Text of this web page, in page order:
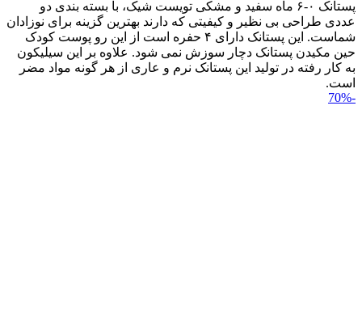
پستانک ۰-۶ ماه سفید و مشکی تویست شیک، با بسته بندی دو
عددی طراحی بی نظیر و کیفیتی که دارند بهترین گزینه برای نوزادان
شماست. این پستانک دارای ۴ حفره است از این رو پوست کودک
حین مکیدن پستانک دچار سوزش نمی شود. علاوه بر این سیلیکون
به کار رفته در تولید این پستانک نرم و عاری از هر گونه مواد مضر
است.
-70%